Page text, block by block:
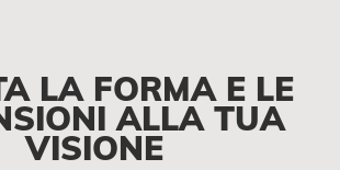
LA FORMA E LE
ALLA TUA
VISIONE